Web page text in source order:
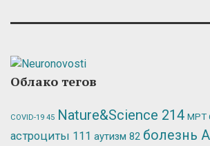
Облако тегов
COVID-19 45 Nature&Science 214 МРТ
астроциты 111 аутизм 82 болезнь